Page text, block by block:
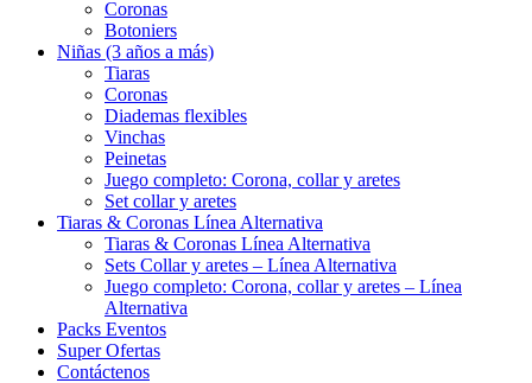
Coronas
Botoniers
Niñas (3 años a más)
Tiaras
Coronas
Diademas flexibles
Vinchas
Peinetas
Juego completo: Corona, collar y aretes
Set collar y aretes
Tiaras & Coronas Línea Alternativa
Tiaras & Coronas Línea Alternativa
Sets Collar y aretes – Línea Alternativa
Juego completo: Corona, collar y aretes – Línea
Alternativa
Packs Eventos
Super Ofertas
Contáctenos